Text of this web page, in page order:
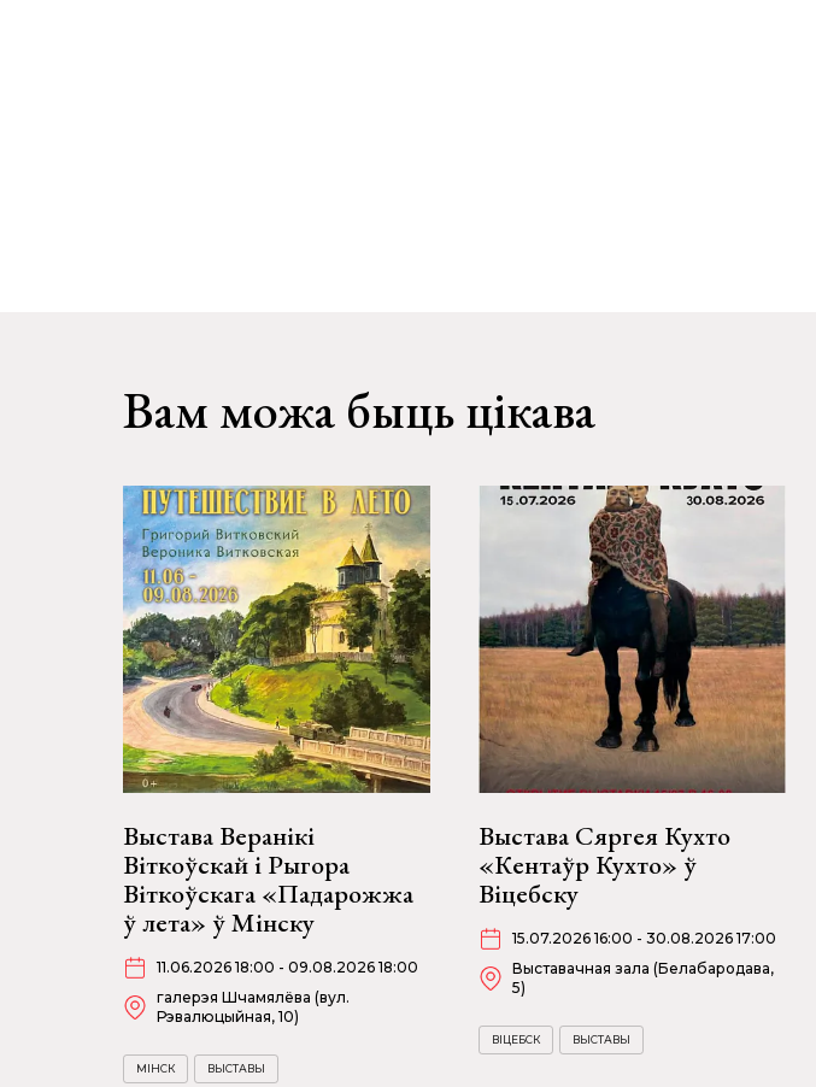
Вам можа быць цікава
Выстава Веранікі
Віткоўскай і Рыгора
Віткоўскага «Падарожжа
ў лета» ў Мінску
11.06.2026 18:00 - 09.08.2026 18:00
галерэя Шчамялёва (вул.
Рэвалюцыйная, 10)
МІНСК ВЫСТАВЫ
Выстава Сяргея Кухто
«Кентаўр Кухто» ў
Віцебску
15.07.2026 16:00 - 30.08.2026 17:00
Выставачная зала (Белабародава,
5)
ВІЦЕБСК ВЫСТАВЫ